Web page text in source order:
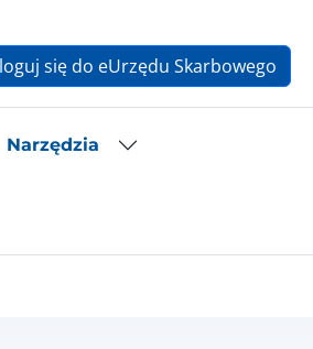
się do eUrzędu Skarbowego
Narzędzia